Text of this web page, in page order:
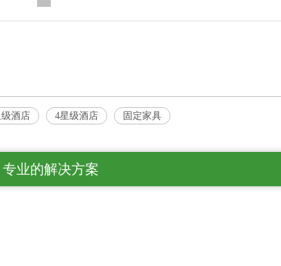
酒店 4星级酒店 固定家具
专业的解决方案